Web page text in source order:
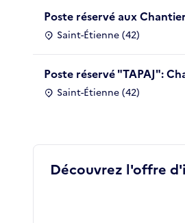
Poste réservé aux
Saint-Étienne (42)
Poste réservé "TAPAJ":
Saint-Étienne (42)
Découvrez l'offre